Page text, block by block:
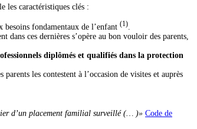
les caractéristiques clés :
besoins fondamentaux de l’enfant (1).
dans ces dernières s’opère au bon vouloir des parents,
diplômés et qualifiés dans la protection
les contestent à l’occasion de visites et auprès
d’un placement familial surveillé (… )» Code de